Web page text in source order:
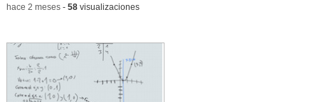
-hace 2 meses- 58visualizaciones